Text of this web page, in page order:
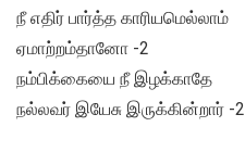
நீ எதிர் பார்த்த காரியமெல்லாம்
ஏமாற்றம்தானோ -2
நம்பிக்கையை நீ இழக்காதே
நல்லவர் இயேசு இருக்கின்றார் -2